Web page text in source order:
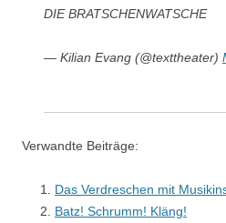
DIE BRATSCHENWATSCHE
— Kilian Evang (@texttheater)
Verwandte Beiträge:
Das Verdreschen mit
Batz! Schrumm! Kläng!